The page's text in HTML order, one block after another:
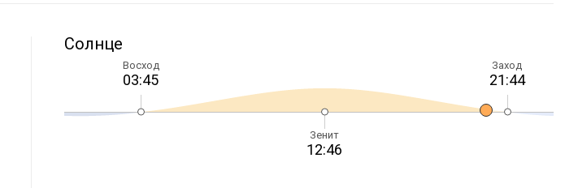
Солнце
Восход
03:45
Заход
21:44
Зенит
12:46